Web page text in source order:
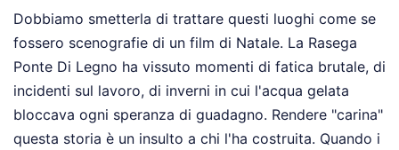
Dobbiamo smetterla di trattare questi luoghi come se
fossero scenografie di un film di Natale. La Rasega
Ponte Di Legno ha vissuto momenti di fatica brutale, di
incidenti sul lavoro, di inverni in cui l'acqua gelata
bloccava ogni speranza di guadagno. Rendere "carina"
questa storia è un insulto a chi l'ha costruita. Quando i